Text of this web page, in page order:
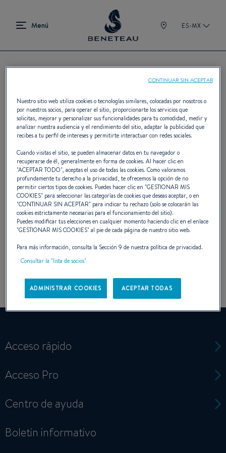
ES-MX
Eventos
Salones náuticos & Eventos marítimos,
nuestra agenda para no perderse nada !
TIPO DE EVENTO - Cualquier -
Acceso rápido
Acceso Pro
Centro de ayuda
Boletin informativo
Nuestro sitio web utiliza cookies o tecnologías similares, colocadas por nosotros o
por nuestros socios, para operar el sitio, proporcionarte los servicios que
solicitas, mejorar y personalizar sus funcionalidades para tu comodidad, medir y
analizar nuestra audiencia y el rendimiento del sitio, adaptar la publicidad que
recibes a tu perfil de intereses y permitirte interactuar con redes sociales.
Cuando visitas el sitio, se pueden almacenar datos en tu navegador o
recuperarse de él, generalmente en forma de cookies. Al hacer clic en
"ACEPTAR TODO", aceptas el uso de todas las cookies. Como valoramos
profundamente tu derecho a la privacidad, te ofrecemos la opción de no
permitir ciertos tipos de cookies. Puedes hacer clic en "GESTIONAR MIS
COOKIES" para seleccionar las categorías de cookies que deseas aceptar, o en
"CONTINUAR SIN ACEPTAR" para indicar tu rechazo (solo se colocarán las
cookies estrictamente necesarias para el funcionamiento del sitio).
Puedes modificar tus elecciones en cualquier momento haciendo clic en el enlace
"GESTIONAR MIS COOKIES" al pie de cada página de nuestro sitio web.
Para más información, consulta la Sección 9 de nuestra política de privacidad.
Consultar la "lista de socios"
ADMINISTRAR COOKIES ACEPTAR TODAS
CONTINUAR SIN ACEPTAR